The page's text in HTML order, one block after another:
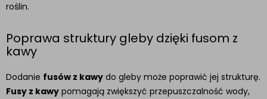
roślin.
Poprawa struktury gleby dzięki fusom z
kawy
Dodanie fusów z kawy do gleby może poprawić jej strukturę.
Fusy z kawy pomagają zwiększyć przepuszczalność wody,